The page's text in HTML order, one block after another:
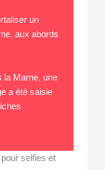
un
aux abords
la Marne, une
a été saisie
selfies et